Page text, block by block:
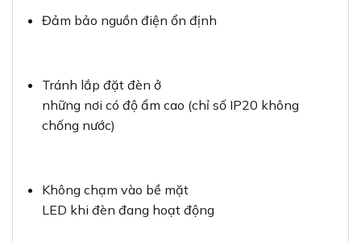
Đảm bảo nguồn điện ổn định
Tránh lắp đặt đèn ở
những nơi có độ ẩm cao (chỉ số IP20 không
chống nước)
Không chạm vào bề mặt
LED khi đèn đang hoạt động